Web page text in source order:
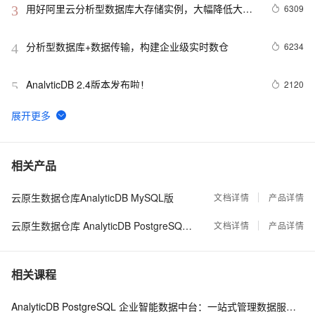
3
用好阿里云分析型数据库大存储实例，大幅降低大数
6309
4 分析型数据库+数据传输，构建企业级实时数仓 6234
5 AnalyticDB 2.4版本发布啦！ 2120
6 MySQL用户如何构建实时数仓
7 快数据时代如何构建实时数据仓库，AnalyticDB for
8 AnalyticDB for MySQL技术架构解析 476
扫码点餐小程序搭建流程详解：从桌码到订单系统如何
10外卖配送系统搭建方法核心：调度算法与任务分配机制
相关产品
云原生数据仓库AnalyticDB MySQL版 文档详情 产品详情
云原生数据仓库 AnalyticDB PostgreSQL版 文档详情 产品详情
相关课程
AnalyticDB PostgreSQL 企业智能数据中台：一站式管理数据服务资产